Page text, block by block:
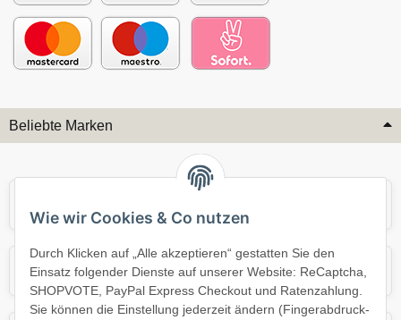
Wie wir Cookies & Co nutzen
Durch Klicken auf „Alle akzeptieren“ gestatten Sie den
Einsatz folgender Dienste auf unserer Website: ReCaptcha,
SHOPVOTE, PayPal Express Checkout und Ratenzahlung.
Sie können die Einstellung jederzeit ändern (Fingerabdruck-
Beliebte Marken
Mercedes Mini